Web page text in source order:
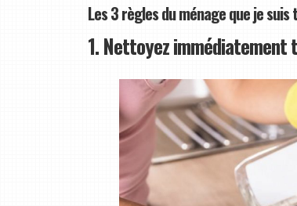
Les 3 règles du ménage que je suis
1. Nettoyez immédiatement